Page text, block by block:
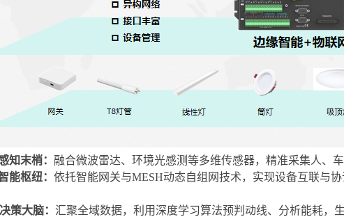
知末梢： 融合微波雷达、环境光感测等多维传感器，精准采集人、
能枢纽： 依托智能网关与MESH动态自组网技术，实现设备互联与
决策大脑： 汇聚全域数据，利用深度学习算法预判动线、分析能耗，